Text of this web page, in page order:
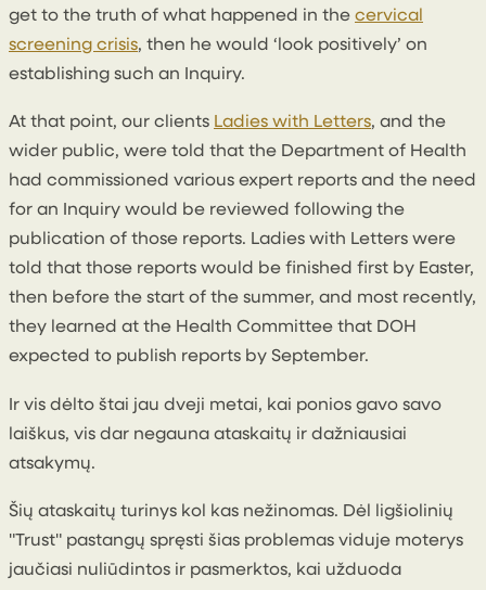
get to the truth of what happened in the cervical
screening crisis, then he would ‘look positively’ on
establishing such an Inquiry.
At that point, our clients Ladies with Letters, and the
wider public, were told that the Department of Health
had commissioned various expert reports and the need
for an Inquiry would be reviewed following the
publication of those reports. Ladies with Letters were
told that those reports would be finished first by Easter,
then before the start of the summer, and most recently,
they learned at the Health Committee that DOH
expected to publish reports by September.
Ir vis dėlto štai jau dveji metai, kai ponios gavo savo
laiškus, vis dar negauna ataskaitų ir dažniausiai
atsakymų.
Šių ataskaitų turinys kol kas nežinomas. Dėl ligšiolinių
"Trust" pastangų spręsti šias problemas viduje moterys
jaučiasi nuliūdintos ir pasmerktos, kai užduoda